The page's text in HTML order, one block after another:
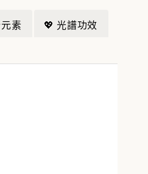
素
💖 光譜功效